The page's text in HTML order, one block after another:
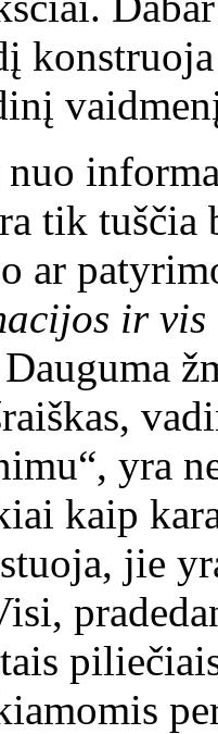
nuo
tik
ar
ir vis
yra
kaip
jie